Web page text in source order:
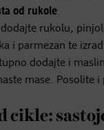
od rukole
rukolu,
i parmezan te
dodajte i
mase. Posolite i
cikle: